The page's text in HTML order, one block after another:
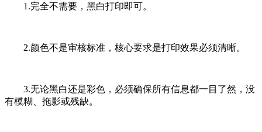
1.完全不需要，黑白打印即可。
2.颜色不是审核标准，核心要求是打印效果必须清晰。
3.无论黑白还是彩色，必须确保所有信息都一目了然，没
有模糊、拖影或残缺。